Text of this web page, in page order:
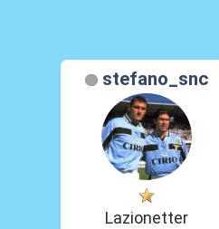
stefano_snc
Lazionetter